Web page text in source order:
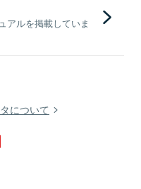
アルを掲載していま
について